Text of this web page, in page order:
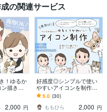
の関連サービス
！ゆるか
描きま
ログ/Y
共に好
ー
2,000 円
好感度◎シンプルで使い
やすいアイコンを制作し
ます SNSやブログ等 表
情豊かなアイコンで彩り
ます♪
5.0 (30)
ももひら
2,000 円